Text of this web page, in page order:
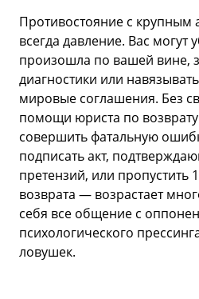
Противостояние с крупным
всегда давление. Вас могут
произошла по вашей вине,
диагностики или
мировые соглашения. Без
помощи юриста по
совершить фатальную
подписать акт,
претензий, или пропустить
возврата — возрастает
себя все общение с
психологического
ловушек.